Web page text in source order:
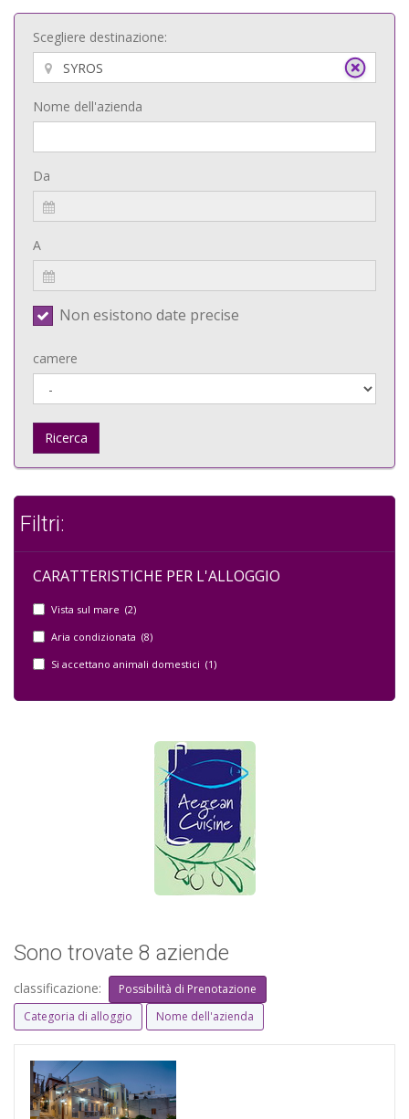
Scegliere destinazione:
Nome dell'azienda
Da
A
Non esistono date precise
camere
Ricerca
Filtri:
CARATTERISTICHE PER L'ALLOGGIO
Vista sul mare (2)
Aria condizionata (8)
Si accettano animali domestici (1)
Sono trovate 8 aziende
classificazione:
Possibilità di Prenotazione
Categoria di alloggio
Nome dell'azienda